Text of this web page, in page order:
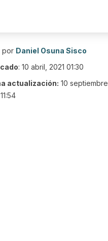
por Daniel Osuna Sisco
: 10 abril, 2021 01:30
actualización: 10 septiembre,